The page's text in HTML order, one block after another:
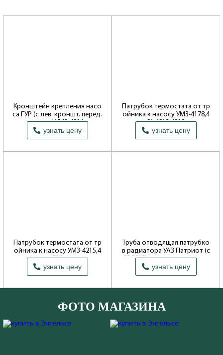
Кронштейн крепления насо
са ГУР (с лев. кроншт. перед.
опоры) УМЗ-4216
Производитель: ОАО Волжские
моторы
узнать цену
Патрубок термостата от тр
ойника к насосу УМЗ-4178,4
21,4213,4218
Производитель: ОАО Волжские
моторы
узнать цену
Патрубок термостата от тр
ойника к насосу УМЗ-4215,4
216
Производитель: ОАО Волжские
моторы
узнать цену
Труба отводящая патрубко
в радиатора УАЗ Патриот (с
08.2013) с отводом для рас
ширит.бачка
Производитель: ОАО УАЗ
узнать цену
ФОТО МАГАЗИНА